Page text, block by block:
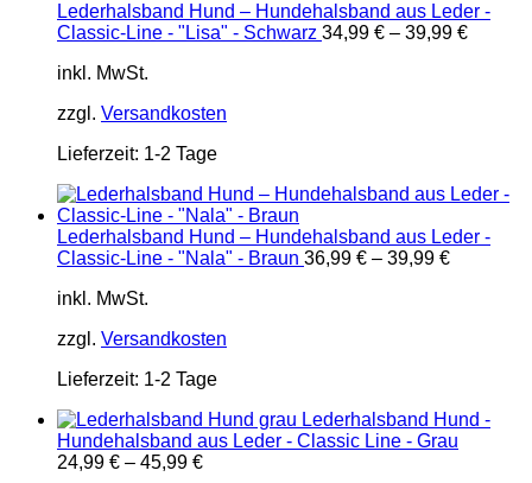
Lederhalsband Hund – Hundehalsband aus Leder -
Classic-Line - "Lisa" - Schwarz 34,99 € – 39,99 €
inkl. MwSt.
zzgl. Versandkosten
Lieferzeit: 1-2 Tage
Lederhalsband Hund – Hundehalsband aus Leder -
Classic-Line - "Nala" - Braun 36,99 € – 39,99 €
inkl. MwSt.
zzgl. Versandkosten
Lieferzeit: 1-2 Tage
Lederhalsband Hund -
Hundehalsband aus Leder - Classic Line - Grau
24,99 € – 45,99 €